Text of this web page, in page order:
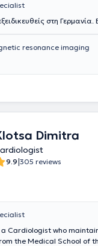
στη
resonance imaging
Dimitra
9.9|305 reviews
Cardiologist who
the Medical School of